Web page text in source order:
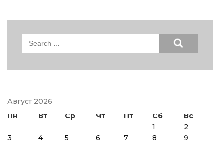
Search
Август 2026
Пн
Вт Ср Чт Пт Сб
Вс
1
2
3
4 5 6 7 8
9